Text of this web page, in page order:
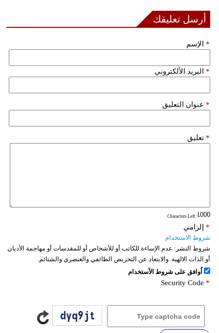
أرسل تعليقك
الإسم *
البريد الألكتروني *
عنوان التعليق *
تعليق *
: Characters Left
إلزامي *
شروط الاستخدام
شروط النشر: عدم الإساءة للكاتب أو للأشخاص أو للمقدسات أو مهاجمة الأديان
أو الذات الالهية. والابتعاد عن التحريض الطائفي والعنصري والشتائم.
اُوافق على شروط الأستخدام
Security Code *